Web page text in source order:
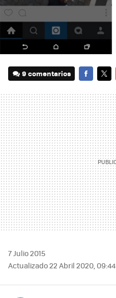
9 comentarios
7 Julio 2015
Actualizado 22 Abril 2020, 09:44